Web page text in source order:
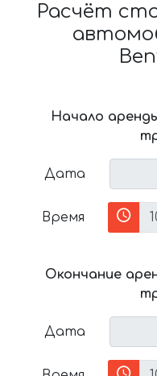
Расчёт
Начало
Дата
Время
Окончание
Дата